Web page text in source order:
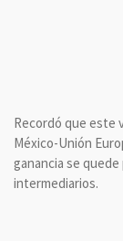
Recordó que este
México-Unión
ganancia se
intermediarios.